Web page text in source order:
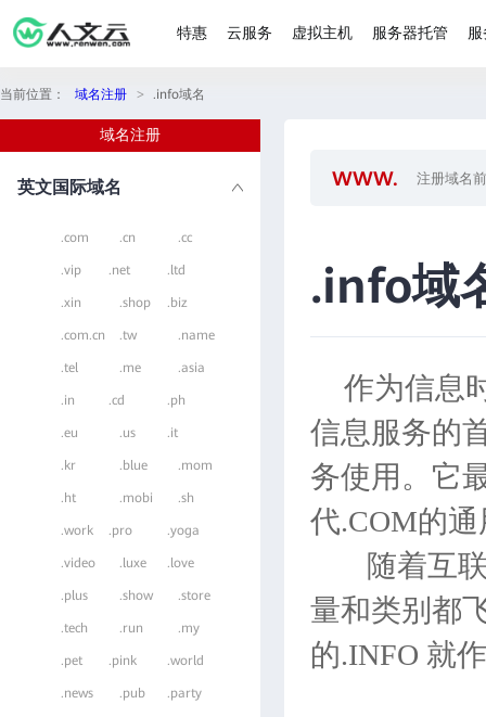
特惠 云服务 虚拟主机 服务器托管
当前位置： 域名注册 > .info域名
域名注册
英文国际域名
.com .cn .cc
.vip .net .ltd
.xin .shop .biz
.com.cn .tw .name
.tel .me .asia
.in .cd .ph
.eu .us .it
.kr .blue .mom
.ht .mobi .sh
.work .pro .yoga
.video .luxe .love
.plus .show .store
.tech .run .my
.pet .pink .world
.news .pub .party
.info域
作为信息
信息服务的
务使用。它
代.COM的
随着互联
量和类别都
的.INFO 就